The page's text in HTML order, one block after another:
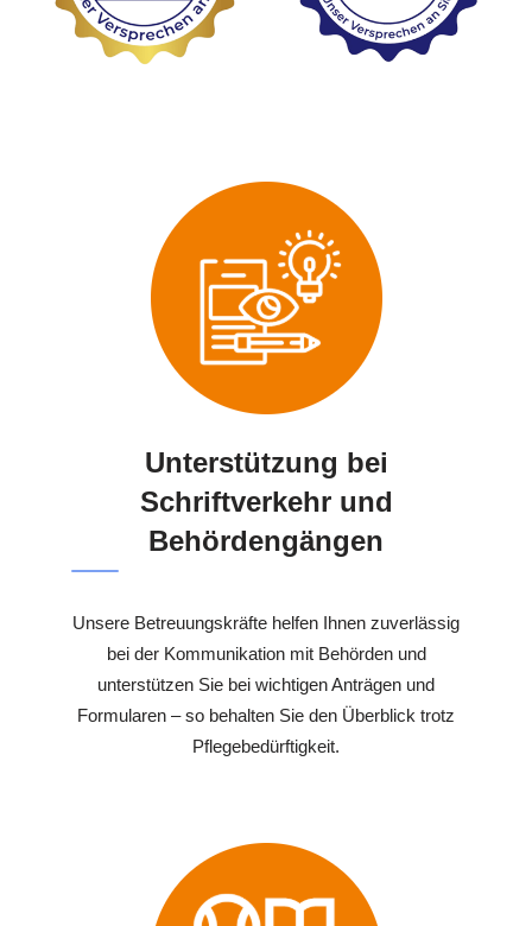
Unterstützung bei
Schriftverkehr und
Behördengängen
Unsere Betreuungskräfte helfen Ihnen zuverlässig
bei der Kommunikation mit Behörden und
unterstützen Sie bei wichtigen Anträgen und
Formularen – so behalten Sie den Überblick trotz
Pflegebedürftigkeit.